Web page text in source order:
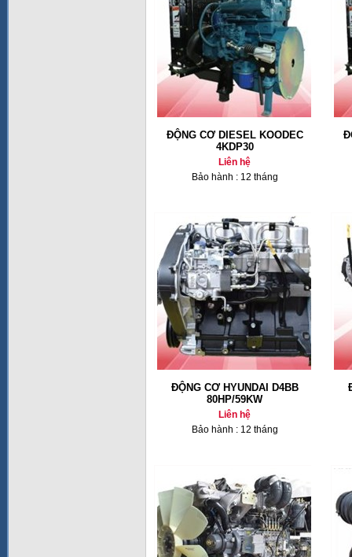
ĐỘNG CƠ DIESEL KOODEC
4KDP30
Liên hệ
Bảo hành : 12 tháng
ĐỘNG CƠ HYUNDAI D4BB
80HP/59KW
Liên hệ
Bảo hành : 12 tháng